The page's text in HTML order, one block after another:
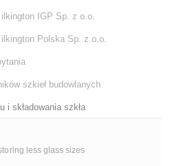
IGP Sp. z o.o.
Polska Sp. z o.o.
szkieł budowlanych
i składowania szkła
less glass sizes